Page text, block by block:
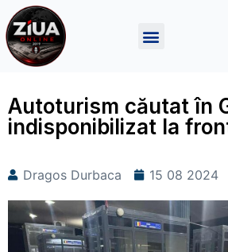
Autoturism căutat în
indisponibilizat la
Dragos Durbaca 15 08 2024